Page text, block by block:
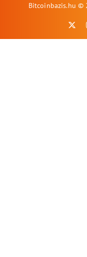
Bitcoinbazis.hu ©